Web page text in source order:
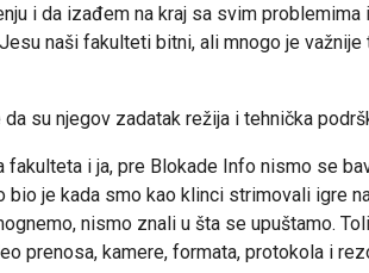
i da izađem na kraj sa svim
naši fakulteti bitni, ali mnogo je
su njegov zadatak režija i tehnička
fakulteta i ja, pre Blokade Info nismo se
je kada smo kao klinci strimovali igre
nismo znali u šta se upuštamo.
prenosa, kamere, formata, protokola i